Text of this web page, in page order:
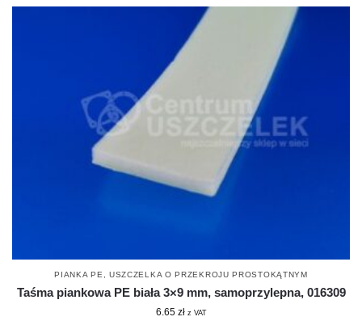
PIANKA PE USZCZELKA O PRZEKROJU PROSTOKĄTNYM
Taśma piankowa PE biała 3×9 mm, samoprzylepna, 016309
6.65 zł z VAT